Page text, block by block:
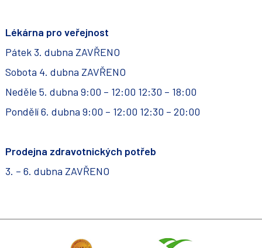
Lékárna pro veřejnost
Pátek 3. dubna ZAVŘENO
Sobota 4. dubna ZAVŘENO
Neděle 5. dubna 9:00 – 12:00 12:30 – 18:00
Pondělí 6. dubna 9:00 – 12:00 12:30 – 20:00
Prodejna zdravotnických potřeb
3. – 6. dubna ZAVŘENO